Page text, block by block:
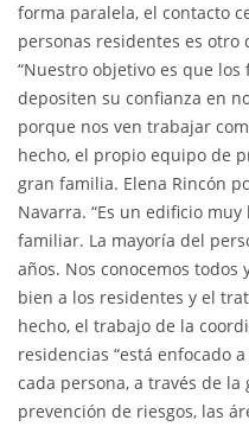
forma paralela, el contacto
personas residentes es otro
“Nuestro objetivo es que
depositen su confianza en
porque nos ven trabajar
hecho, el propio equipo de
gran familia. Elena Rincón
Navarra. “Es un edificio
familiar. La mayoría del
años. Nos conocemos todos
bien a los residentes y el
hecho, el trabajo de la
residencias “está enfocado
cada persona, a través de la
prevención de riesgos, las